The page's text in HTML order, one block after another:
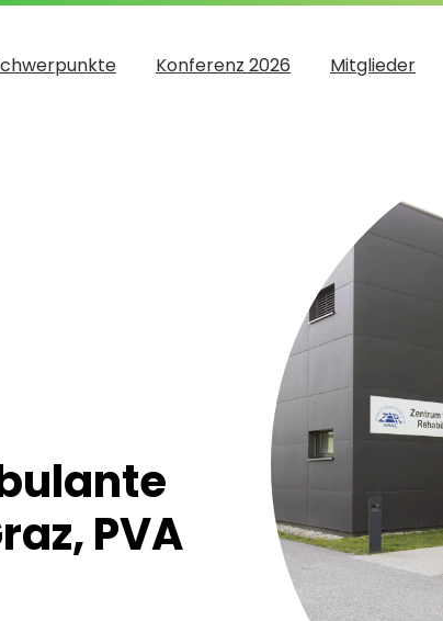
Konferenz 2026 Mitglieder
PVA